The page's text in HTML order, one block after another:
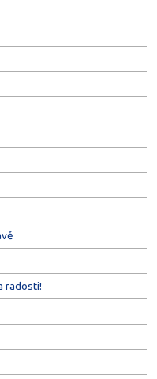
radosti!